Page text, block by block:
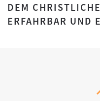
DEM
ERFAHRBAR UND